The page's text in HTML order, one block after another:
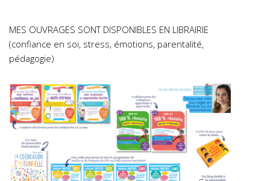
MES OUVRAGES SONT DISPONIBLES EN LIBRAIRIE
(confiance en soi, stress, émotions, parentalité,
pédagogie)